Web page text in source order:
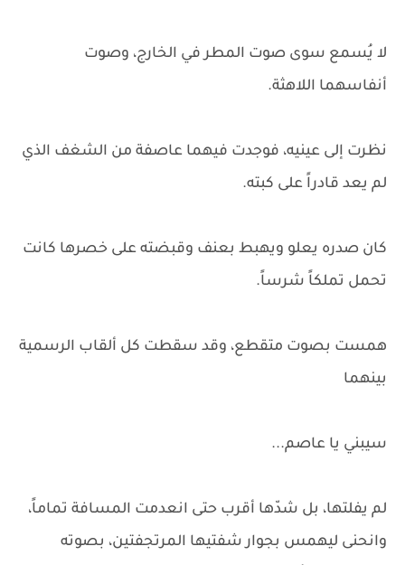
لا يُسمع سوى صوت المطر في الخارج، وصوت
أنفاسهما اللاهثة.
نظرت إلى عينيه، فوجدت فيهما عاصفة من الشغف الذي
لم يعد قادراً على كبته.
كان صدره يعلو ويهبط بعنف وقبضته على خصرها كانت
تحمل تملكاً شرساً.
همست بصوت متقطع، وقد سقطت كل ألقاب الرسمية
بينهما
سيبني يا عاصم...
لم يفلتها، بل شدّها أقرب حتى انعدمت المسافة تماماً،
وانحنى ليهمس بجوار شفتيها المرتجفتين، بصوته